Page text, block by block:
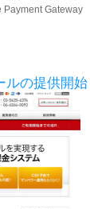
Payment Gateway
ルの提供開始